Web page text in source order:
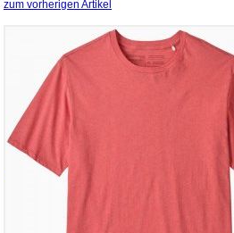
zum vorherigen Artikel